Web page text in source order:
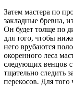
Затем мастера по
закладные бревна,
Он будет толще по
для того, чтобы
него врубаются
окоренного леса
следующих венцов
тщательно следить
перекосов. Для